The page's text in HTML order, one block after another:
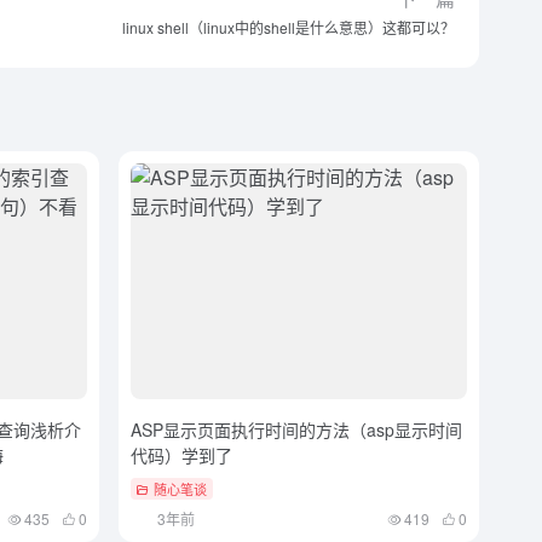
linux shell（linux中的shell是什么意思）这都可以？
询浅析介
435 0
ASP显示页面执行时间的方法（asp显示时间
代码）学到了
随心笔谈
3年前 419 0